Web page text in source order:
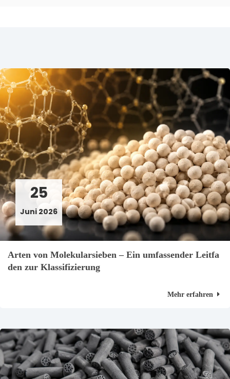
25
Juni 2026
Arten von Molekularsieben – Ein umfassender Leitfa
den zur Klassifizierung
Mehr erfahren